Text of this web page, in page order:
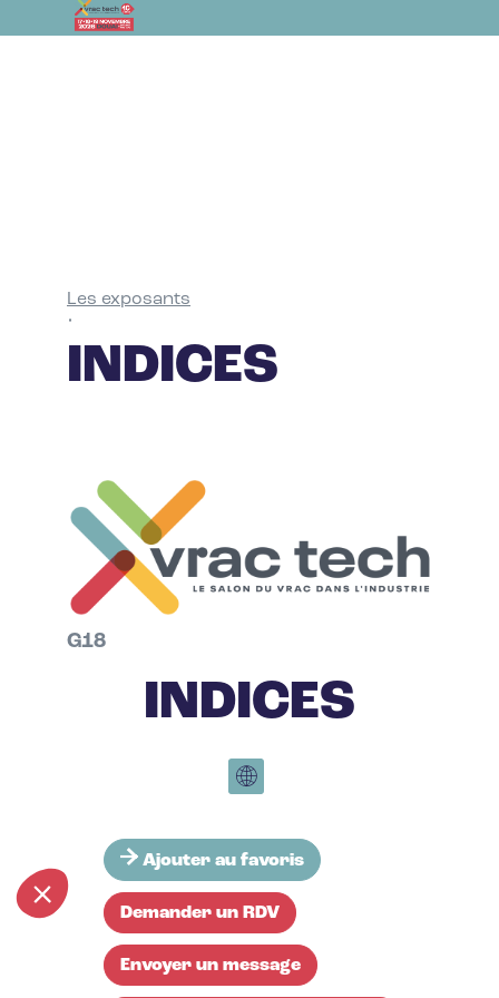
Les exposants
•
INDICES
G18
INDICES
Ajouter au favoris
Demander un RDV
Envoyer un message